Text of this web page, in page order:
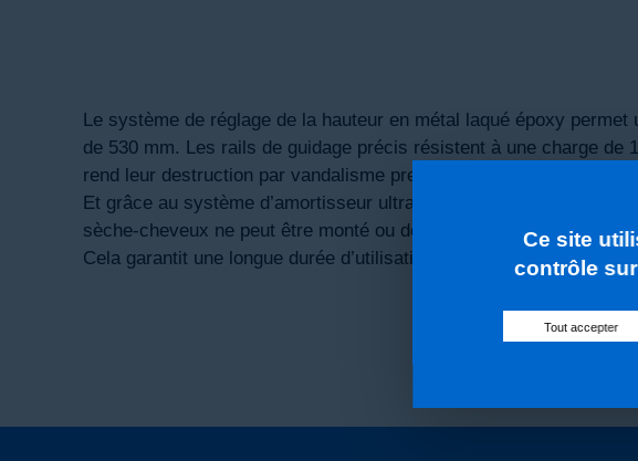
Le système de réglage de la hauteur en métal laqué époxy permet
de 530 mm. Les rails de guidage précis résistent à une charge de
rend leur destruction par vandalisme presque impossible.
Et grâce au système d’amortisseur ultra- performant par vérin à
sèche-cheveux ne peut être monté ou descendu violemment.
Cela garantit une longue durée d’utilisation.
Ce site
contrôle
Tout accepter